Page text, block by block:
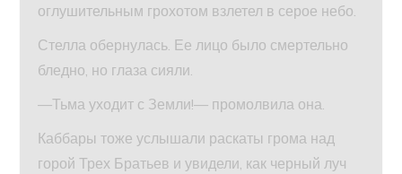
оглушительным грохотом взлетел в серое небо.
Стелла обернулась. Ее лицо было смертельно
бледно, но глаза сияли.
—Тьма уходит с Земли!— промолвила она.
Каббары тоже услышали раскаты грома над
горой Трех Братьев и увидели, как черный луч